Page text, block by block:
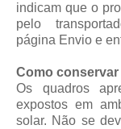
indicam que o
pelo
página Envio e
Como
Os quadros
expostos em
solar. Não se